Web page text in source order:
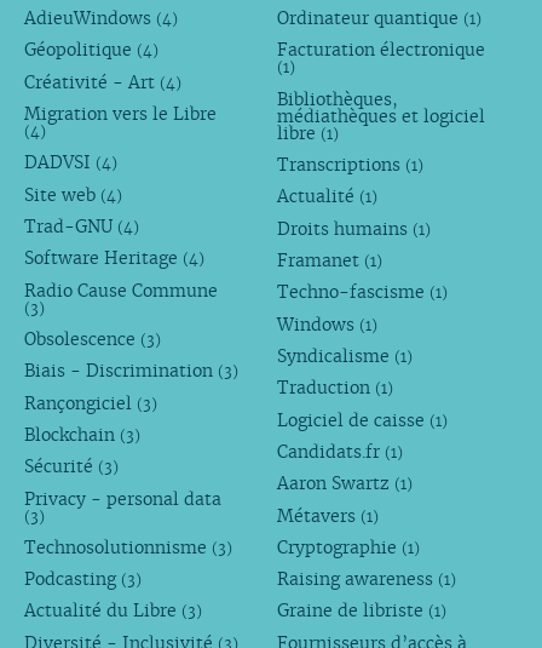
AdieuWindows (4)
Géopolitique (4)
Créativité - Art (4)
Migration vers le Libre
(4)
DADVSI (4)
Site web (4)
Trad-GNU (4)
Software Heritage (4)
Radio Cause Commune
(3)
Obsolescence (3)
Biais - Discrimination (3)
Rançongiciel (3)
Blockchain (3)
Sécurité (3)
Privacy - personal data
(3)
Technosolutionnisme (3)
Podcasting (3)
Actualité du Libre (3)
Diversité - Inclusivité (3)
Ordinateur quantique (1)
Facturation électronique
(1)
Bibliothèques,
médiathèques et logiciel
libre (1)
Transcriptions (1)
Actualité (1)
Droits humains (1)
Framanet (1)
Techno-fascisme (1)
Windows (1)
Syndicalisme (1)
Traduction (1)
Logiciel de caisse (1)
Candidats.fr (1)
Aaron Swartz (1)
Métavers (1)
Cryptographie (1)
Raising awareness (1)
Graine de libriste (1)
Fournisseurs d’accès à